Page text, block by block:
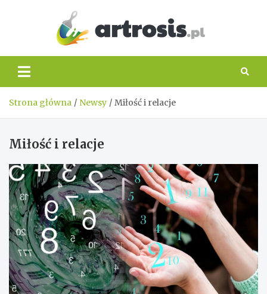
Strona główna Newsy Miłość i relacje
Miłość i relacje